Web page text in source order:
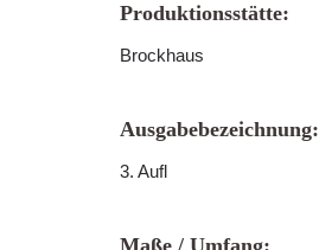
Produktionsstätte:
Brockhaus
Ausgabebezeichnung:
3. Aufl
Maße / Umfang: